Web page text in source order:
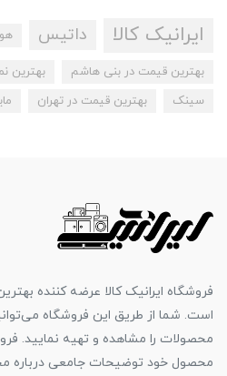
ایرانیک کالا داتیس
بهترین قیمت در بنی هاشم
بهترین
سینک
بهترین قیمت در تهران
فروشگاه ایرانیک کالا عرضه کننده
است. شما از طریق این فروشگاه
محصولات را مشاهده و تهیه نمایید.
محصول خود توضیحات جامعی درباره